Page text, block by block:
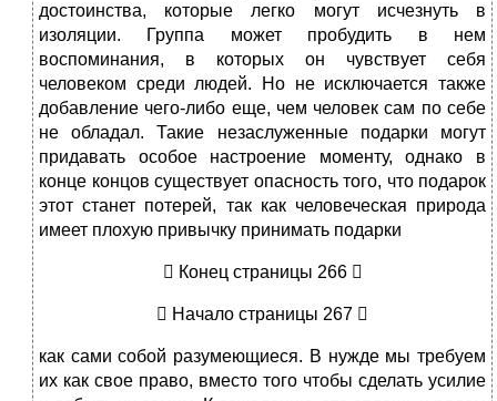
достоинства, которые легко могут исчезнуть в
изоляции. Группа может пробудить в нем
воспоминания, в которых он чувствует себя
человеком среди людей. Но не исключается также
добавление чего-либо еще, чем человек сам по себе
не обладал. Такие незаслуженные подарки могут
придавать особое настроение моменту, однако в
конце концов существует опасность того, что подарок
этот станет потерей, так как человеческая природа
имеет плохую привычку принимать подарки
 Конец страницы 266 
 Начало страницы 267 
как сами собой разумеющиеся. В нужде мы требуем
их как свое право, вместо того чтобы сделать усилие